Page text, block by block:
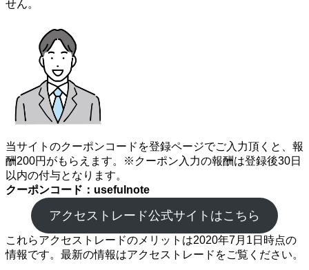
せん。
当サイトのクーポンコードを登録ページでご入力頂くと、報
酬200円がもらえます。※クーポン入力の報酬は登録後30日
以内の付与となります。
クーポンコード：usefulnote
アクセストレード公式サイトはこちら
これらアクセストレードのメリットは2020年7月1日時点の
情報です。最新の情報はアクセストレードをご覧ください。